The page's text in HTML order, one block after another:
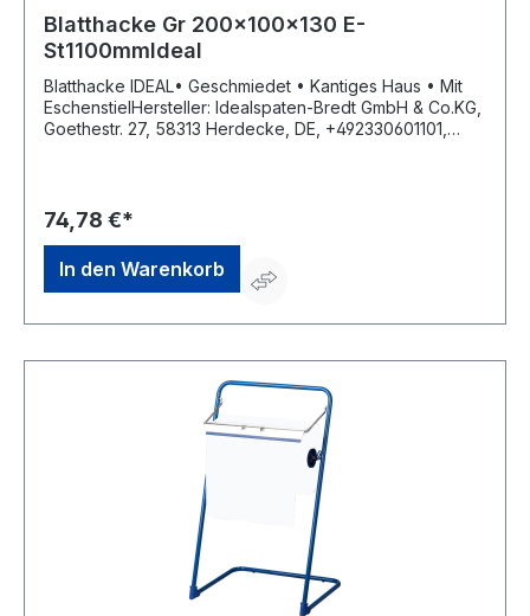
Blatthacke Gr 200x100x130 E-
St1100mmIdeal
Blatthacke IDEAL• Geschmiedet • Kantiges Haus • Mit
EschenstielHersteller: Idealspaten-Bredt GmbH & Co.KG,
Goethestr. 27, 58313 Herdecke, DE, +492330601101,
74,78 €*
In den Warenkorb